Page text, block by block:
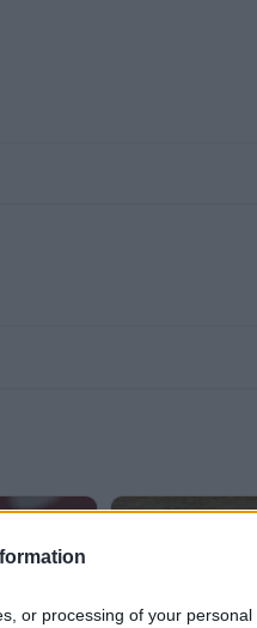
or processing of your personal